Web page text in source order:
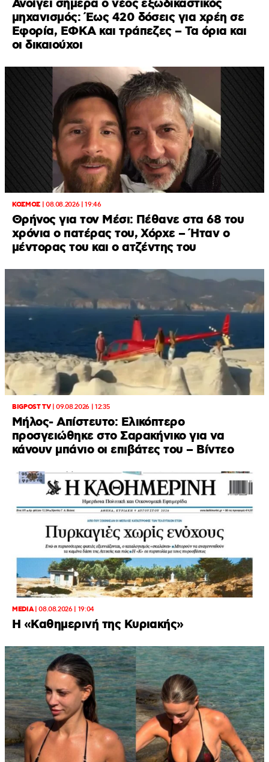
Ανοίγει σήμερα ο νέος εξωδικαστικός
μηχανισμός: Έως 420 δόσεις για χρέη σε
Εφορία, ΕΦΚΑ και τράπεζες – Τα όρια και
οι δικαιούχοι
ΚΟΣΜΟΣ| 08.08.2026 | 19:46
Θρήνος για τον Μέσι: Πέθανε στα 68 του
χρόνια ο πατέρας του, Χόρχε – Ήταν ο
μέντορας του και ο ατζέντης του
BIGPOST TV|09.08.2026 | 12:35
Μήλος- Απίστευτο: Ελικόπτερο
προσγειώθηκε στο Σαρακήνικο για να
κάνουν μπάνιο οι επιβάτες του – Βίντεο
MEDIA|08.08.2026 | 19:04
H «Καθημερινή της Κυριακής»